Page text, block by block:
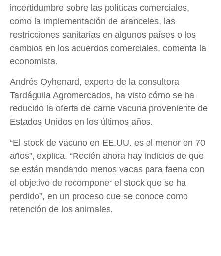
incertidumbre sobre las políticas comerciales,
como la implementación de aranceles, las
restricciones sanitarias en algunos países o los
cambios en los acuerdos comerciales, comenta la
economista.
Andrés Oyhenard, experto de la consultora
Tardáguila Agromercados, ha visto cómo se ha
reducido la oferta de carne vacuna proveniente de
Estados Unidos en los últimos años.
“El stock de vacuno en EE.UU. es el menor en 70
años”, explica. “Recién ahora hay indicios de que
se están mandando menos vacas para faena con
el objetivo de recomponer el stock que se ha
perdido”, en un proceso que se conoce como
retención de los animales.